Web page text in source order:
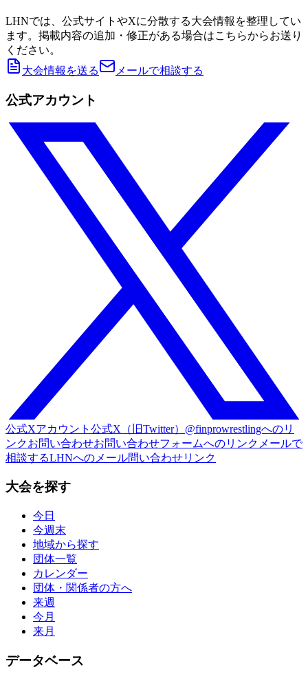
LHNでは、公式サイトやXに分散する大会情報を整理してい
ます。掲載内容の追加・修正がある場合はこちらからお送り
ください。
大会情報を送る
メールで相談する
公式アカウント
公式Xアカウント 公式X（旧Twitter）@finprowrestlingへのリ
ンクお問い合わせお問い合わせフォームへのリンク メールで
相談するLHNへのメール問い合わせリンク
大会を探す
今日
今週末
地域から探す
団体一覧
カレンダー
団体・関係者の方へ
来週
今月
来月
データベース